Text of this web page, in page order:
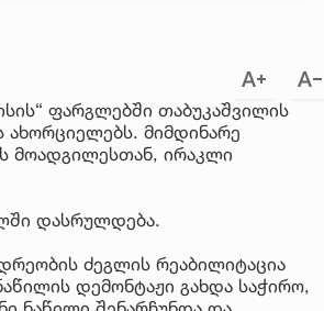
ფარგლებში თაბუკაშვილის
ახორციელებს. მიმდინარე
მოადგილესთან, ირაკლი
დასრულდება.
ძეგლის რეაბილიტაცია
დემონტაჟი გახდა საჭირო,